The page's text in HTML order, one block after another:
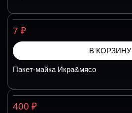
7 ₽
В КОРЗИНУ
Пакет-майка Икра&мясо
400 ₽